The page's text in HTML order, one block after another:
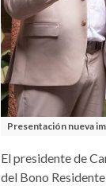
Presentación nueva
El presidente de
del Bono